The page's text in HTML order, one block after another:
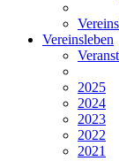
Vereinsleben
2025
2024
2023
2022
2021